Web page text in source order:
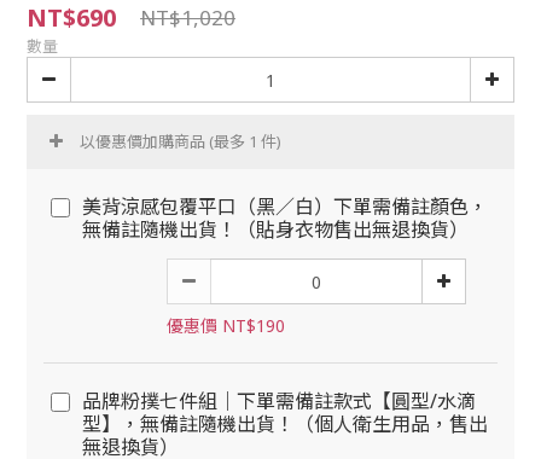
NT$690 NT$1,020
數量
以優惠價加購商品 (最多 1 件)
美背涼感包覆平口（黑／白）下單需備註顏色，
無備註隨機出貨！（貼身衣物售出無退換貨）
優惠價 NT$190
品牌粉撲七件組｜下單需備註款式【圓型/水滴
型】，無備註隨機出貨！（個人衛生用品，售出
無退換貨）